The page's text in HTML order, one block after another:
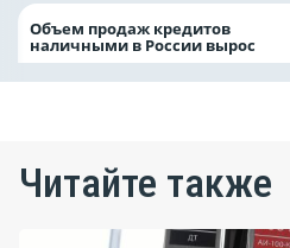
Объем продаж кредитов
наличными в России вырос
Читайте также